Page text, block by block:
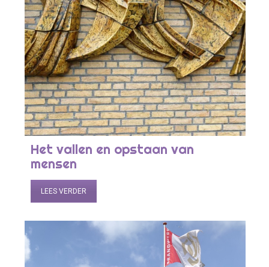
Het vallen en opstaan van
mensen
LEES VERDER